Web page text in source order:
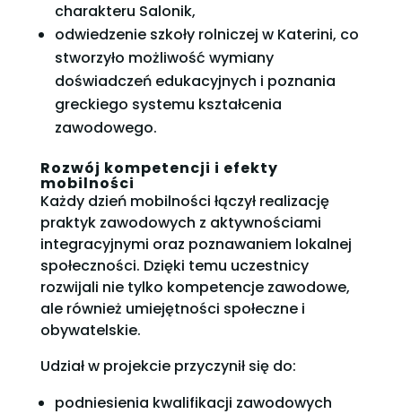
charakteru Salonik,
odwiedzenie szkoły rolniczej w Katerini, co
stworzyło możliwość wymiany
doświadczeń edukacyjnych i poznania
greckiego systemu kształcenia
zawodowego.
Rozwój kompetencji i efekty
mobilności
Każdy dzień mobilności łączył realizację
praktyk zawodowych z aktywnościami
integracyjnymi oraz poznawaniem lokalnej
społeczności. Dzięki temu uczestnicy
rozwijali nie tylko kompetencje zawodowe,
ale również umiejętności społeczne i
obywatelskie.
Udział w projekcie przyczynił się do:
podniesienia kwalifikacji zawodowych